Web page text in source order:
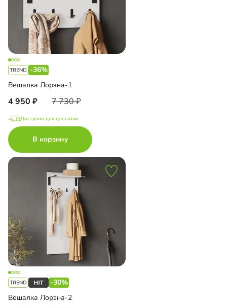
-36%
Вешалка Лорэна-1
4 950 7 730
Доступно для доставки
В корзину
-30%
Вешалка Лорэна-2